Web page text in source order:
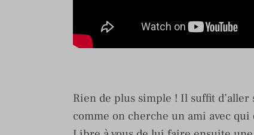
Rien de plus simple ! Il suffit d’aller
comme on cherche un ami avec